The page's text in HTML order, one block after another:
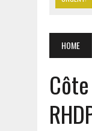
9 AOÛT
9 AOÛT
HOME